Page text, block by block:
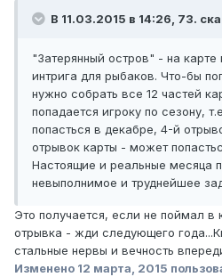
В 11.03.2015 в 14:26, 73.
"Затерянный остров" - на карте
интрига для рыбаков. Что-бы
нужно собрать все 12 частей
попадается игроку по сезону,
попасться в декабре, 4-й
отрывок карты - может
Настоящие и реальные месяца
невыполнимое и труднейшее
Это получается, если не поймал в
отрывка - жди следующего
стальные нервы и вечность
Изменено 12 марта, 2015